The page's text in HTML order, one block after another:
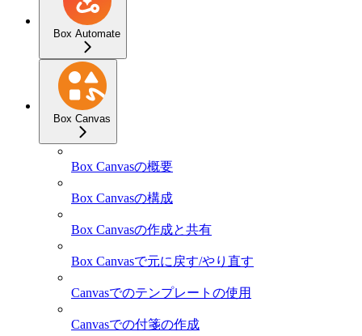
Box Automate
Box Canvas
Box Canvasの概要
Box Canvasの構成
Box Canvasの作成と共有
Box Canvasで元に戻す/やり直す
Canvasでのテンプレートの使用
Canvasでの付箋の作成